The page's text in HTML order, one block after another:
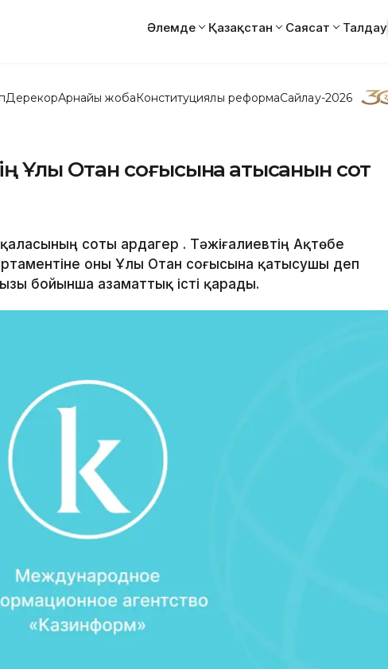
Әлемде Қазақстан Саясат Талдау
ДерекқорАрнайы жобаКонституциялық реформаСайлау-2026
Ұлы Отан соғысына қатысқанын сот
соты ардагер Қ. Тәжіғалиевтің Ақтөбе
оны Ұлы Отан соғысына қатысушы деп
бойынша азаматтық істі қарады.